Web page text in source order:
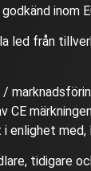
inom
led från
med,
tidigare